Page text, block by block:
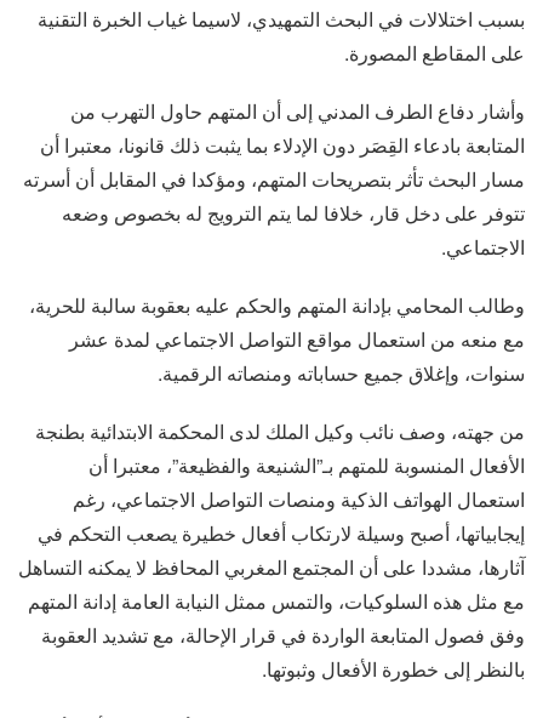
بسبب اختلالات في البحث التمهيدي، لاسيما غياب الخبرة التقنية
على المقاطع المصورة.
وأشار دفاع الطرف المدني إلى أن المتهم حاول التهرب من
المتابعة بادعاء القِصَر دون الإدلاء بما يثبت ذلك قانونا، معتبرا أن
مسار البحث تأثر بتصريحات المتهم، ومؤكدا في المقابل أن أسرته
تتوفر على دخل قار، خلافا لما يتم الترويج له بخصوص وضعه
الاجتماعي.
وطالب المحامي بإدانة المتهم والحكم عليه بعقوبة سالبة للحرية،
مع منعه من استعمال مواقع التواصل الاجتماعي لمدة عشر
سنوات، وإغلاق جميع حساباته ومنصاته الرقمية.
من جهته، وصف نائب وكيل الملك لدى المحكمة الابتدائية بطنجة
الأفعال المنسوبة للمتهم بـ”الشنيعة والفظيعة”، معتبرا أن
استعمال الهواتف الذكية ومنصات التواصل الاجتماعي، رغم
إيجابياتها، أصبح وسيلة لارتكاب أفعال خطيرة يصعب التحكم في
آثارها، مشددا على أن المجتمع المغربي المحافظ لا يمكنه التساهل
مع مثل هذه السلوكيات، والتمس ممثل النيابة العامة إدانة المتهم
وفق فصول المتابعة الواردة في قرار الإحالة، مع تشديد العقوبة
بالنظر إلى خطورة الأفعال وثبوتها.